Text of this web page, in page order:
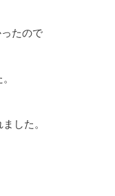
たので
した。